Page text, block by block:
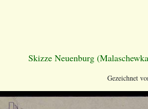
Skizze Neuenburg
Gezeichnet